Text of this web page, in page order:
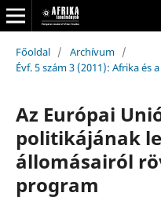
Főoldal / Archívum /
Évf. 5 szám 3 (2011): Afrika és
Az Európai
politikájának
állomásairól
program